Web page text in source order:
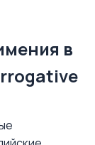
в